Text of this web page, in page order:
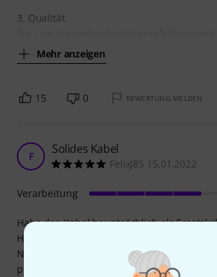
3. Qualität
Mehr anzeigen
15 0 BEWERTUNG MELDEN
F Solides Kabel
FelixJ85 15.01.2022
Habe das Kabel hauptsächlich als
Homestudio angeschafft. Nach einem Jahr,
Nutzung, kann ich sagen, dass es es sehr
praktisch ist.
Verarbeitung